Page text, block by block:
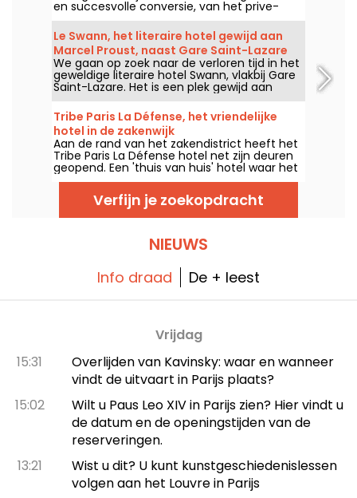
en succesvolle conversie, van het prive-
paleis van Prins Roland Bonaparte naar een
hotel geklasseerd als Historisch Monument
en voornaam paleis.
Le Swann, het literaire hotel gewijd aan
Marcel Proust, naast Gare Saint-Lazare
We gaan op zoek naar de verloren tijd in het
geweldige literaire hotel Swann, vlakbij Gare
Saint-Lazare. Het is een plek gewijd aan
Marcel Proust, het eerste literaire hotel van
het merk!
Tribe Paris La Défense, het vriendelijke
hotel in de zakenwijk
Aan de rand van het zakendistrict heeft het
Tribe Paris La Défense hotel net zijn deuren
geopend. Een 'thuis van huis' hotel waar het
goed toeven is.
Verfijn je zoekopdracht
NIEUWS
Info draad De + leest
Vrijdag
15:31
Overlijden van Kavinsky: waar en wanneer
vindt de uitvaart in Parijs plaats?
15:02
Wilt u Paus Leo XIV in Parijs zien? Hier vindt u
de datum en de openingstijden van de
reserveringen.
13:21
Wist u dit? U kunt kunstgeschiedenislessen
volgen aan het Louvre in Parijs